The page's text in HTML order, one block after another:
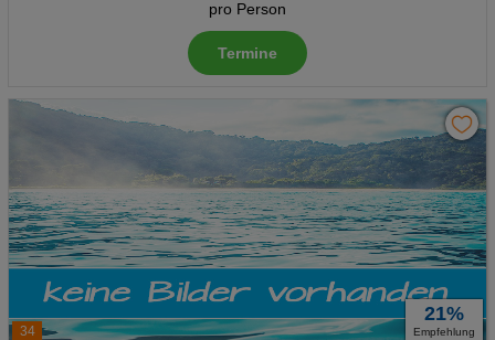
pro Person
Termine
34
21%
Empfehlung